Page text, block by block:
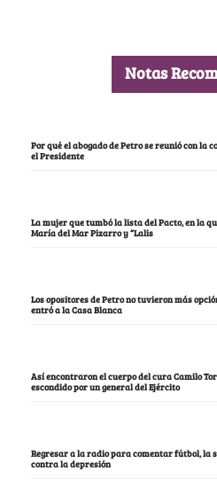
Notas
Por qué el abogado de Petro se reunió con la
el Presidente
La mujer que tumbó la lista del Pacto, en la
María del Mar Pizarro y “Lalis
Los opositores de Petro no tuvieron más
entró a la Casa Blanca
Así encontraron el cuerpo del cura Camilo
escondido por un general del Ejército
Regresar a la radio para comentar fútbol, la
contra la depresión